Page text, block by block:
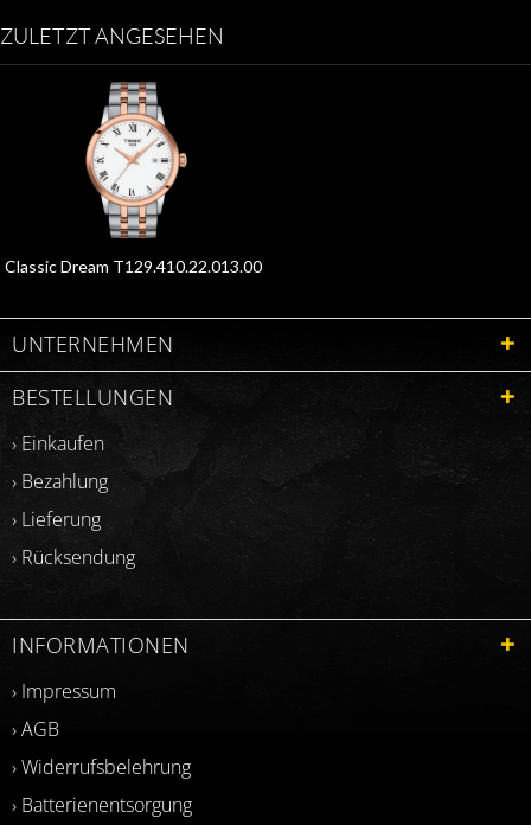
ZULETZT ANGESEHEN
Classic Dream T129.410.22.013.00
UNTERNEHMEN
BESTELLUNGEN
› Einkaufen
› Bezahlung
› Lieferung
› Rücksendung
INFORMATIONEN
› Impressum
› AGB
› Widerrufsbelehrung
› Batterienentsorgung